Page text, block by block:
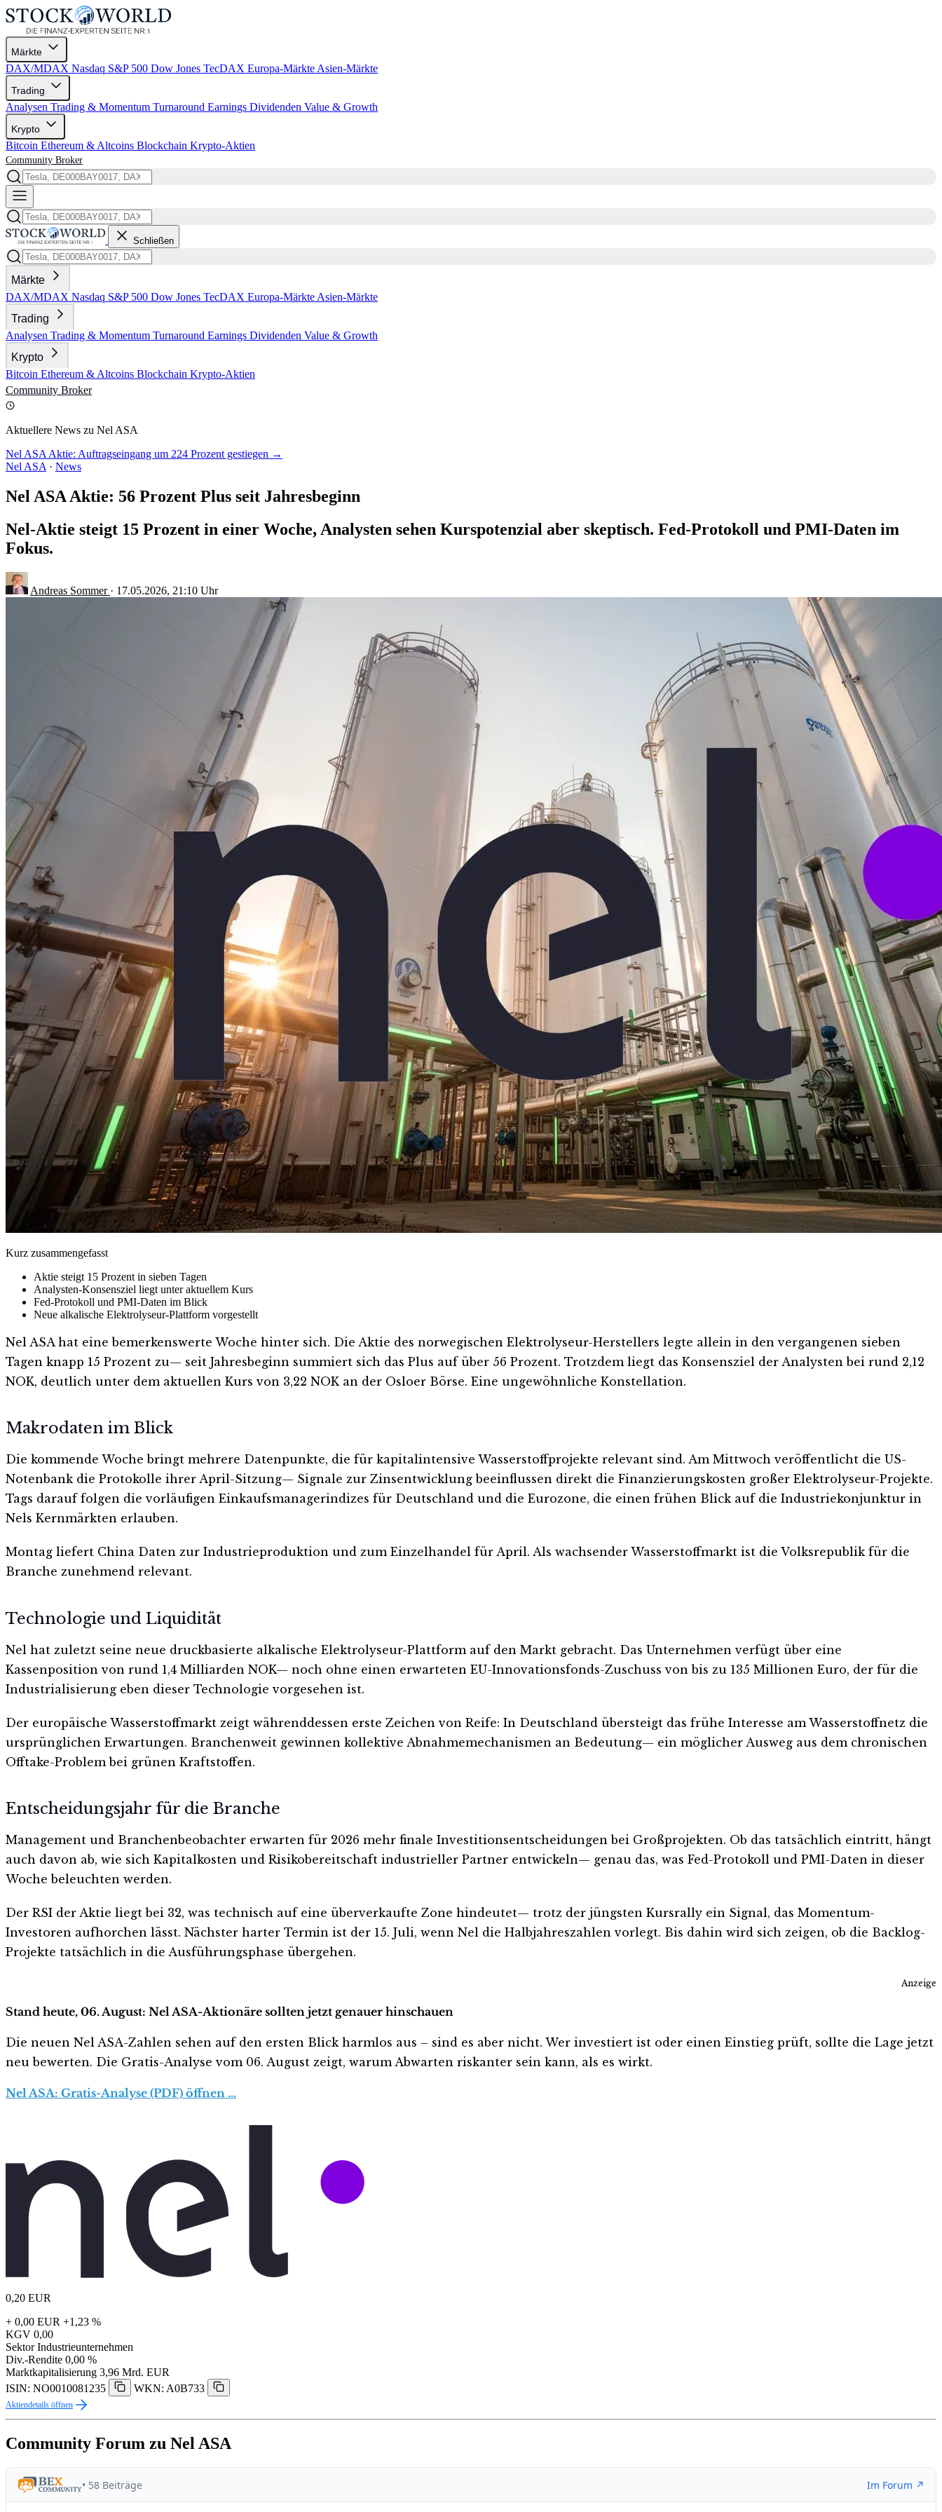
Märkte
DAX/MDAX Nasdaq S&P 500 Dow Jones TecDAX Europa-Märkte Asien-Märkte
Trading
Analysen Trading & Momentum Turnaround Earnings Dividenden Value & Growth
Krypto
Bitcoin Ethereum & Altcoins Blockchain Krypto-Aktien
Community Broker
Schließen
Märkte
DAX/MDAX Nasdaq S&P 500 Dow Jones TecDAX Europa-Märkte Asien-Märkte
Trading
Analysen Trading & Momentum Turnaround Earnings Dividenden Value & Growth
Krypto
Bitcoin Ethereum & Altcoins Blockchain Krypto-Aktien
Community Broker
Aktuellere News zu Nel ASA
Nel ASA Aktie: Auftragseingang um 224 Prozent gestiegen →
Nel ASA · News
Nel ASA Aktie: 56 Prozent Plus seit Jahresbeginn
Nel-Aktie steigt 15 Prozent in einer Woche, Analysten sehen Kurspotenzial aber skeptisch. Fed-Protokoll und PMI-Daten im
Fokus.
Andreas Sommer · 17.05.2026, 21:10 Uhr
Kurz zusammengefasst
Aktie steigt 15 Prozent in sieben Tagen
Analysten-Konsensziel liegt unter aktuellem Kurs
Fed-Protokoll und PMI-Daten im Blick
Neue alkalische Elektrolyseur-Plattform vorgestellt
Nel ASA hat eine bemerkenswerte Woche hinter sich. Die Aktie des norwegischen Elektrolyseur-Herstellers legte allein in den vergangenen sieben
Tagen knapp 15 Prozent zu— seit Jahresbeginn summiert sich das Plus auf über 56 Prozent. Trotzdem liegt das Konsensziel der Analysten bei rund 2,12
NOK, deutlich unter dem aktuellen Kurs von 3,22 NOK an der Osloer Börse. Eine ungewöhnliche Konstellation.
Makrodaten im Blick
Die kommende Woche bringt mehrere Datenpunkte, die für kapitalintensive Wasserstoffprojekte relevant sind. Am Mittwoch veröffentlicht die US-
Notenbank die Protokolle ihrer April-Sitzung— Signale zur Zinsentwicklung beeinflussen direkt die Finanzierungskosten großer Elektrolyseur-Projekte.
Tags darauf folgen die vorläufigen Einkaufsmanagerindizes für Deutschland und die Eurozone, die einen frühen Blick auf die Industriekonjunktur in
Nels Kernmärkten erlauben.
Montag liefert China Daten zur Industrieproduktion und zum Einzelhandel für April. Als wachsender Wasserstoffmarkt ist die Volksrepublik für die
Branche zunehmend relevant.
Technologie und Liquidität
Nel hat zuletzt seine neue druckbasierte alkalische Elektrolyseur-Plattform auf den Markt gebracht. Das Unternehmen verfügt über eine
Kassenposition von rund 1,4 Milliarden NOK— noch ohne einen erwarteten EU-Innovationsfonds-Zuschuss von bis zu 135 Millionen Euro, der für die
Industrialisierung eben dieser Technologie vorgesehen ist.
Der europäische Wasserstoffmarkt zeigt währenddessen erste Zeichen von Reife: In Deutschland übersteigt das frühe Interesse am Wasserstoffnetz die
ursprünglichen Erwartungen. Branchenweit gewinnen kollektive Abnahmemechanismen an Bedeutung— ein möglicher Ausweg aus dem chronischen
Offtake-Problem bei grünen Kraftstoffen.
Entscheidungsjahr für die Branche
Management und Branchenbeobachter erwarten für 2026 mehr finale Investitionsentscheidungen bei Großprojekten. Ob das tatsächlich eintritt, hängt
auch davon ab, wie sich Kapitalkosten und Risikobereitschaft industrieller Partner entwickeln— genau das, was Fed-Protokoll und PMI-Daten in dieser
Woche beleuchten werden.
Der RSI der Aktie liegt bei 32, was technisch auf eine überverkaufte Zone hindeutet— trotz der jüngsten Kursrally ein Signal, das Momentum-
Investoren aufhorchen lässt. Nächster harter Termin ist der 15. Juli, wenn Nel die Halbjahreszahlen vorlegt. Bis dahin wird sich zeigen, ob die Backlog-
Projekte tatsächlich in die Ausführungsphase übergehen.
Anzeige
Stand heute, 06. August: Nel ASA-Aktionäre sollten jetzt genauer hinschauen
Die neuen Nel ASA-Zahlen sehen auf den ersten Blick harmlos aus – sind es aber nicht. Wer investiert ist oder einen Einstieg prüft, sollte die Lage jetzt
neu bewerten. Die Gratis-Analyse vom 06. August zeigt, warum Abwarten riskanter sein kann, als es wirkt.
Nel ASA: Gratis-Analyse (PDF) öffnen …
0,20 EUR
+ 0,00 EUR +1,23 %
KGV 0,00
Sektor Industrieunternehmen
Div.-Rendite 0,00 %
Marktkapitalisierung 3,96 Mrd. EUR
ISIN: NO0010081235
WKN: A0B733
Aktiendetails öffnen
Community Forum zu Nel ASA